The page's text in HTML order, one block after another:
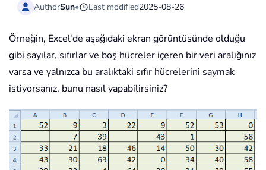
AuthorSun• Last modified2025-08-26
Örneğin, Excel'de aşağıdaki ekran görüntüsünde olduğu
gibi sayılar, sıfırlar ve boş hücreler içeren bir veri aralığınız
varsa ve yalnızca bu aralıktaki sıfır hücrelerini saymak
istiyorsanız, bunu nasıl yapabilirsiniz?